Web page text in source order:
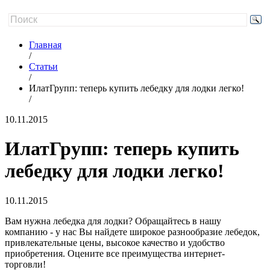
Главная
/
Статьи
/
ИлатГрупп: теперь купить лебедку для лодки легко!
/
10.11.2015
ИлатГрупп: теперь купить
лебедку для лодки легко!
10.11.2015
Вам нужна лебедка для лодки? Обращайтесь в нашу
компанию - у нас Вы найдете широкое разнообразие лебедок,
привлекательные цены, высокое качество и удобство
приобретения. Оцените все преимущества интернет-
торговли!